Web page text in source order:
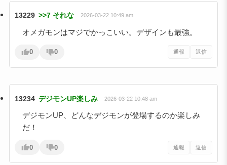
13229 >>7 それな 2026-03-22 10:49 am
オメガモンはマジでかっこいい。デザインも最強。
0 0 通報 返信
13234 デジモンUP楽しみ 2026-03-22 10:48 am
デジモンUP、どんなデジモンが登場するのか楽しみ
だ！
0 0 通報 返信